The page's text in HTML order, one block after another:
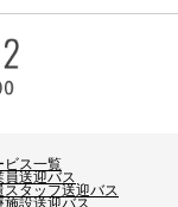
ビス一覧
員送迎バス
スタッフ送迎バス
施設送迎バス